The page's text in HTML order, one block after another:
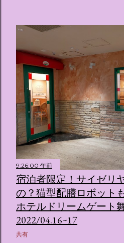
9:26:00 午前
宿泊者限定！サイゼリ
の？猫型配膳ロボット
ホテルドリームゲート
2022/04.16~17
共有